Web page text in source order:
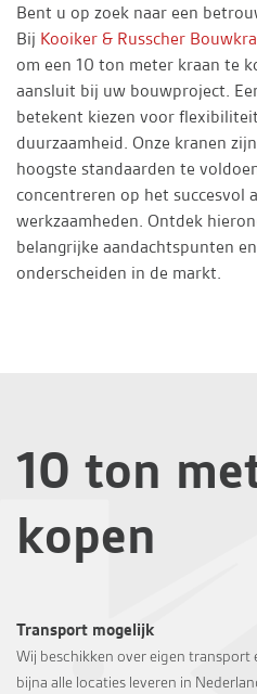
Bent u op zoek naar een
Bij Kooiker & Russcher
om een 10 ton meter kraan te
aansluit bij uw bouwproject.
betekent kiezen voor
duurzaamheid. Onze kranen
hoogste standaarden te
concentreren op het succesvol
werkzaamheden. Ontdek
belangrijke aandachtspunten
onderscheiden in de markt.
10 ton
kopen
Transport mogelijk
Wij beschikken over eigen transport
bijna alle locaties leveren in